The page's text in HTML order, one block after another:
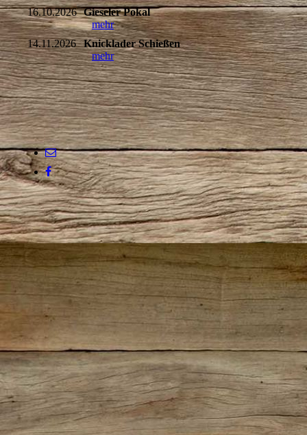
16.10.2026 Gieseler Pokal
mehr
14.11.2026
Knicklader Schießen
mehr